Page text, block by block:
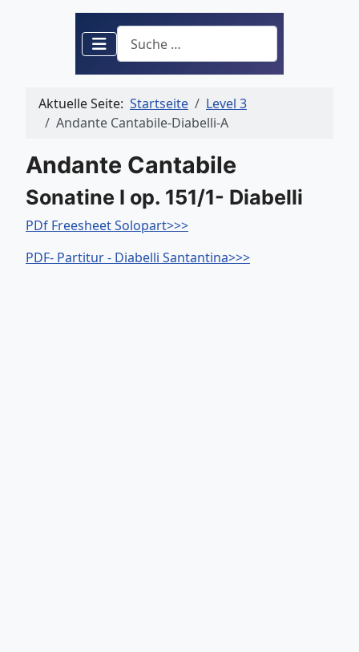
Suchen
Aktuelle Seite: Startseite
Level 3
Andante Cantabile-Diabelli-A
Andante Cantabile
Sonatine I op. 151/1- Diabelli
PDf Freesheet Solopart>>>
PDF- Partitur - Diabelli Santantina>>>